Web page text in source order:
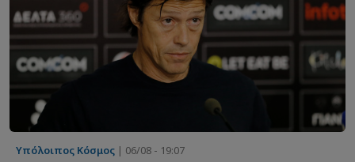
Υπόλοιπος Κόσμος | 06/08 - 19:07